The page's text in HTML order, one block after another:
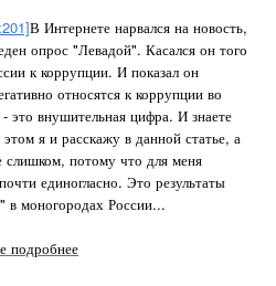
В Интернете нарвался на новость,
опрос "Левадой". Касался он того
к коррупции. И показал он
относятся к коррупции во
это внушительная цифра. И знаете
я и расскажу в данной статье, а
потому что для меня
единогласно. Это результаты
в моногородах России...
подробнее